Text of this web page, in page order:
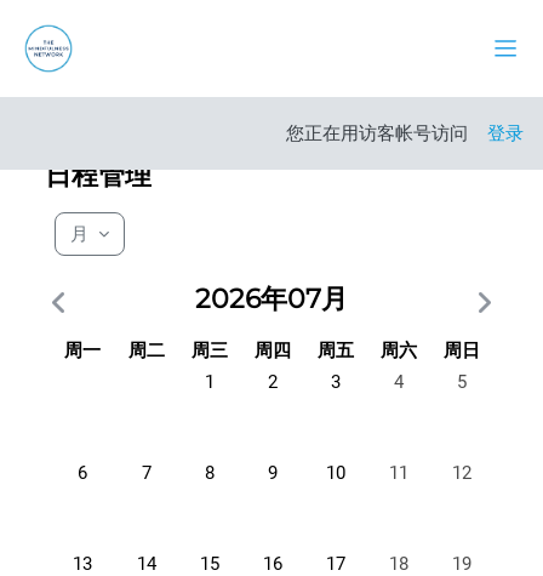
您正在用访客帐号访问 登录
打开
日程管理
月
2026年07月
星期一
周一 星期二
周二 星期三
周三 星期四
周四 星期五
周五 星期六
周六 星期日
周日
没有活动，07月1日 星期三
1 没有活动，07月2日 星期四
2 没有活动，07月3日 星期五
3 没有活动，07月4
4 没有活动
5
没有活动，07月6日 星期一
6 没有活动，07月7日 星期二
7 没有活动，07月8日 星期三
8 没有活动，07月9日 星期四
9 没有活动，07月10日 星期五
10 没有活动，07月11
11 没有活动
12
没有活动，07月13日 星期一
13 没有活动，07月14日 星期二
14 没有活动，07月15日 星期三
15 没有活动，07月16日 星期四
16 没有活动，07月17日 星期五
17 没有活动，07月18
18 没有活动
19